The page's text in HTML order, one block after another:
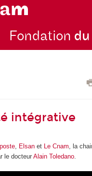
Fondation du
intégrative
, Elsan et Le Cnam, la
le docteur Alain Toledano.